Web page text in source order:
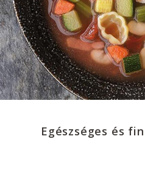
Egészséges és